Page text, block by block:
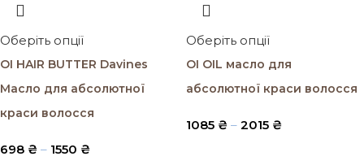
Оберіть опції
OI HAIR BUTTER Davines
Масло для абсолютної
краси волосся
698 ₴ – 1550 ₴
Оберіть опції
OI OIL масло для
абсолютної краси волосся
1085 ₴ – 2015 ₴